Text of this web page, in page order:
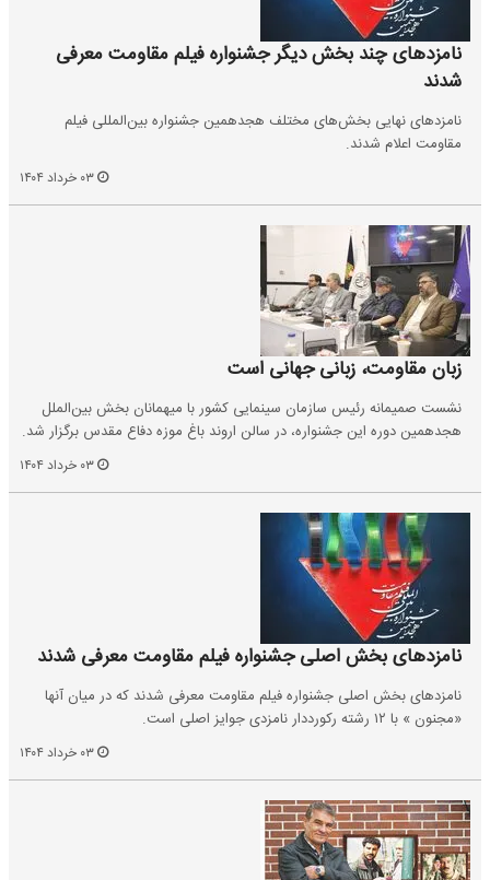
نامزدهای چند بخش دیگر جشنواره فیلم مقاومت معرفی
شدند
نامزدهای نهایی بخش‌های مختلف هجدهمین جشنواره بین‌المللی فیلم
مقاومت اعلام شدند.
زبان مقاومت، زبانی جهانی است
نشست صمیمانه‌ رئیس سازمان سینمایی کشور با میهمانان بخش بین‌الملل
هجدهمین دوره این جشنواره، در سالن اروند باغ موزه دفاع مقدس برگزار شد.
نامزدهای بخش اصلی جشنواره فیلم مقاومت معرفی شدند
نامزدهای بخش اصلی جشنواره فیلم مقاومت معرفی شدند که در میان آنها
«مجنون » با ۱۲ رشته رکورددار نامزدی جوایز اصلی است.